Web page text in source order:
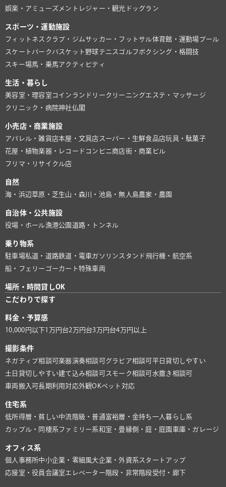
娯楽・アミューズメント レジャー・観光 ドッグラン
スポーツ・運動施設
フィットネスクラブ・ジム サッカー・フットサル体育館・運動場プール
スケートパーク バスケット 野球テニス ゴルフ ボクシング・格闘技
スキー場馬・乗馬アクティビティ
生活・暮らし
美容室・理容室 コインランドリー クリーニングエステ・マッサージ
クリニック・病院神社仏閣
小売店・商業施設
アパレル・雑貨店本屋・文具店 スーパー・生鮮食品店玩具・駄菓子
花屋・植物楽器・レコード コンビニ商店街・商業ビル
フリマ・リサイクル店
自然
海・浜辺 草原・芝生山・森川・池島・無人島農家・農園
自治体・公共施設
役場・ホール漁港公園 道路・トンネル
乗り物系
駐車場私道・道路鉄道・電車 ガソリンスタンド 飛行機・航空系
船・フェリー ゴーカート特殊車両
場所・時間貸しOK
こだわりで探す
料金・予算感
10,000円以下1万円台2万円台3万円台4万円以上
撮影条件
ネガティブ相談可楽器演奏相談可 グラビア相談可 平日貸切しやすい
土日貸切しやすい建て込み相談可 スモーク相談可 水撒き相談可
車両搬入可長期利用対応外観OKペット対応
住宅系
低所得層・貧しい中流階級・普通富裕層・金持ち 一人暮らし系
カップル・同棲系ファミリー系和室・畳縁側・庭・庭園 車庫・ガレージ
オフィス系
個人事務所中小企業・零細風大企業・外資系スタートアップ
応接室・役員会議室 エレベーター 階段・非常階段受付・廊下